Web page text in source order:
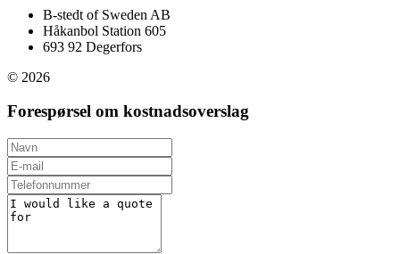
B-stedt of Sweden AB
Håkanbol Station 605
693 92 Degerfors
© 2026
Forespørsel om kostnadsoverslag